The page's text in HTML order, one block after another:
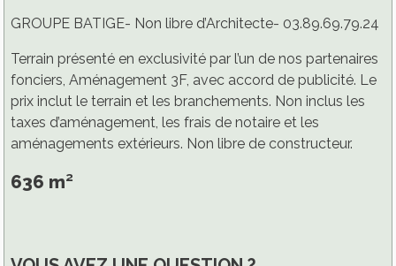
GROUPE BATIGE- Non libre d’Architecte- 03.89.69.79.24
Terrain présenté en exclusivité par l’un de nos partenaires
fonciers, Aménagement 3F, avec accord de publicité. Le
prix inclut le terrain et les branchements. Non inclus les
taxes d’aménagement, les frais de notaire et les
aménagements extérieurs. Non libre de constructeur.
636 m²